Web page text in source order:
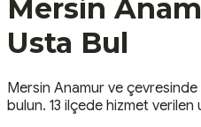
Mersin
Usta Bul
Mersin Anamur ve çevresinde
bulun. 13 ilçede hizmet verilen